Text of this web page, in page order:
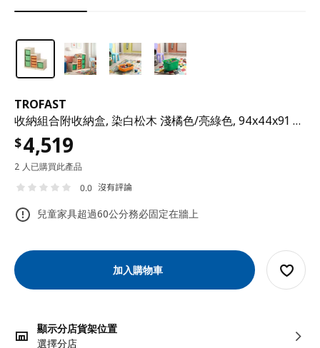
TROFAST
收納組合附收納盒, 染白松木 淺橘色/亮綠色, 94x44x91 公分
$4,519
2 人已購買此產品
0.0 沒有評論
兒童家具超過60公分務必固定在牆上
加入購物車
顯示分店貨架位置
選擇分店